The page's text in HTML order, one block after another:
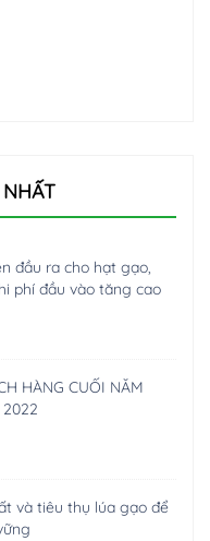
đầu ra cho hạt gạo,
phí đầu vào tăng cao
HÀNG CUỐI NĂM
2022
và tiêu thụ lúa gạo để